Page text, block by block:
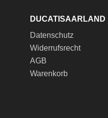
DUCATISAARLAND
Datenschutz
Widerrufsrecht
AGB
Warenkorb